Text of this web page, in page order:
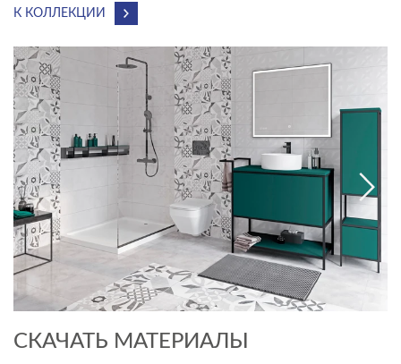
К КОЛЛЕКЦИИ
СКАЧАТЬ МАТЕРИАЛЫ